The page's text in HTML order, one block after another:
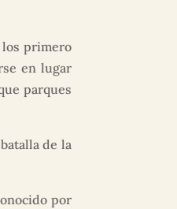
los primero
en lugar
parques
de la
por